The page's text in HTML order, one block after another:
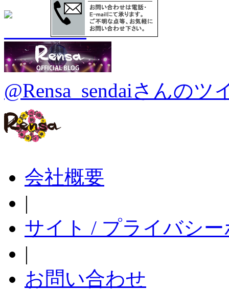
@Rensa_sendaiさんのツ
会社概要
|
サイト / プライバシ
|
お問い合わせ